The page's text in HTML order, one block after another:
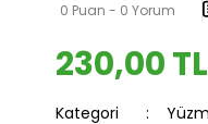
0 Puan - 0 Yorum
230,00 TL
Kategori